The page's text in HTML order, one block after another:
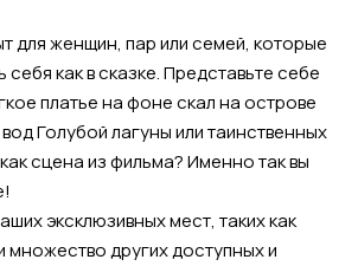
для женщин, пар или семей, которые
себя как в сказке. Представьте себе
платье на фоне скал на острове
Голубой лагуны или таинственных
сцена из фильма? Именно так вы
эксклюзивных мест, таких как
множество других доступных и